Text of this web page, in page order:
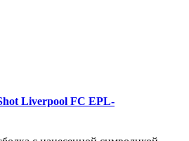
Liverpool FC EPL-